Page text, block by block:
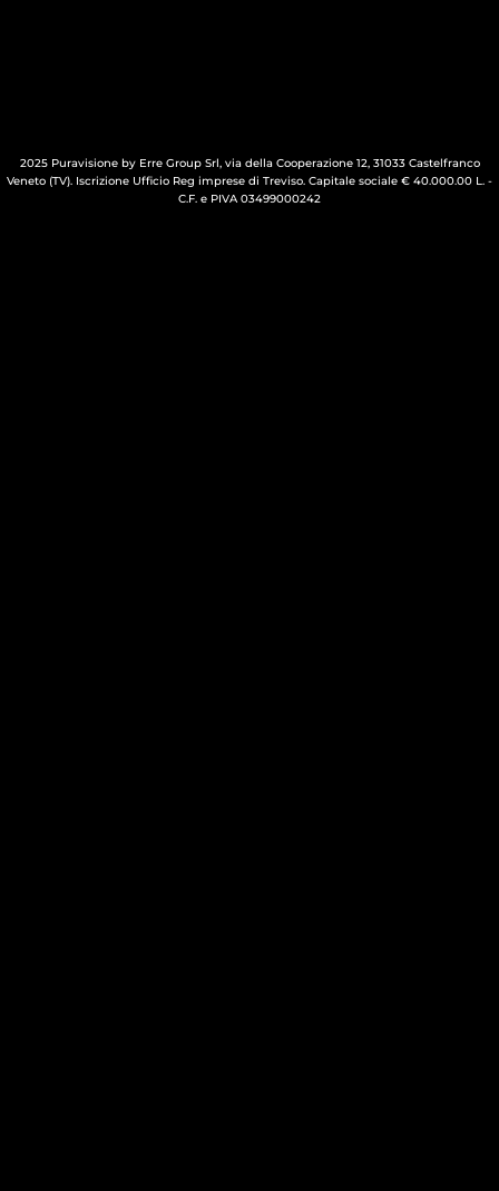
2025 Puravisione by Erre Group Srl, via della Cooperazione 12, 31033 Castelfranco
Veneto (TV). Iscrizione Ufficio Reg imprese di Treviso. Capitale sociale € 40.000.00 L. -
C.F. e PIVA 03499000242